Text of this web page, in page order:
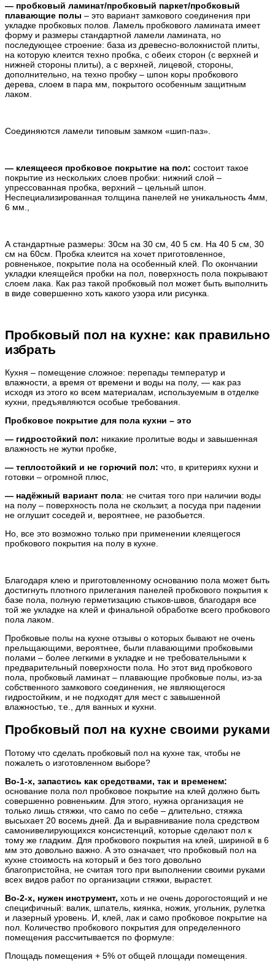
— пробковый ламинат/пробковый паркет/пробковый
плавающие полы – это вариант замкового соединения при
укладке пробковых полов. Ламель пробкового ламината имеет
форму и размеры стандартной ламели ламината, но
последующее строение: база из древесно-волокнистой плиты,
на которую клеится техно пробка, с обеих сторон (с верхней и
нижней стороны плиты), а с верхней, лицевой, стороны,
дополнительно, на техно пробку – шпон коры пробкового
дерева, слоем в пара мм, покрытого особенным защитным
лаком.
Соединяются ламели типовым замком «шип-паз».
— клеящееся пробковое покрытие на пол: состоит такое
покрытие из нескольких слоев пробки: нижний слой –
упрессованная пробка, верхний – цельный шпон.
Неспециализированная толщина панелей не уникальность 4мм,
6 мм.,
А стандартные размеры: 30см на 30 см, 40 5 см. На 40 5 см, 30
см на 60см. Пробка клеится на хочет приготовленное,
ровненькое, покрытие пола на особенный клей. По окончании
укладки клеящейся пробки на пол, поверхность пола покрывают
слоем лака. Как раз такой пробковый пол может быть выполнить
в виде совершенно хоть какого узора или рисунка.
Пробковый пол на кухне: как правильно
избрать
Кухня – помещение сложное: перепады температур и
влажности, а время от времени и воды на полу, — как раз
исходя из этого ко всем материалам, используемым в отделке
кухни, предъявляются особые требования.
Пробковое покрытие для пола кухни – это
— гидростойкий пол: никакие пролитые воды и завышенная
влажность не жутки пробке,
— теплостойкий и не горючий пол: что, в критериях кухни и
готовки – огромной плюс,
— надёжный вариант пола: не считая того при наличии воды
на полу – поверхность пола не скользит, а посуда при падении
не оглушит соседей и, вероятнее, не разобьется.
Но, все это возможно только при применении клеящегося
пробкового покрытия на полу в кухне.
Благодаря клею и приготовленному основанию пола может быть
достигнуть плотного прилегания панелей пробкового покрытия к
базе пола, полную герметизацию стыков-швов, благодаря все
той же укладке на клей и финальной обработке всего пробкового
пола лаком.
Пробковые полы на кухне отзывы о которых бывают не очень
прельщающими, вероятнее, были плавающими пробковыми
полами – более легкими в укладке и не требовательными к
предварительный поверхности пола. Но этот вид пробкового
пола, пробковый ламинат – плавающие пробковые полы, из-за
собственного замкового соединения, не являющегося
гидростойким, и не подходят для мест с завышенной
влажностью, т.е., для ванных и кухни.
Пробковый пол на кухне своими руками
Потому что сделать пробковый пол на кухне так, чтобы не
пожалеть о изготовленном выборе?
Во-1-х, запастись как средствами, так и временем:
основание пола пол пробковое покрытие на клей должно быть
совершенно ровненьким. Для этого, нужна организация не
только лишь стяжки, что само по себе – длительно, стяжка
высыхает 20 восемь дней. Да и выравнивание пола средством
самонивелирующихся консистенций, которые сделают пол к
тому же гладким. Для пробкового покрытия на клей, шириной в 6
мм это довольно важно. А это означает, что пробковый пол на
кухне стоимость на который и без того довольно
благопристойна, не считая того при выполнении своими руками
всех видов работ по организации стяжки, вырастет.
Во-2-х, нужен инструмент, хоть и не очень дорогостоящий и не
специфичный: валик, шпатель, киянка, ножик, угольник, рулетка
и лазерный уровень. И, клей, лак и само пробковое покрытие на
пол. Количество пробкового покрытия для определенного
помещения рассчитывается по формуле:
Площадь помещения + 5% от общей площади помещения.